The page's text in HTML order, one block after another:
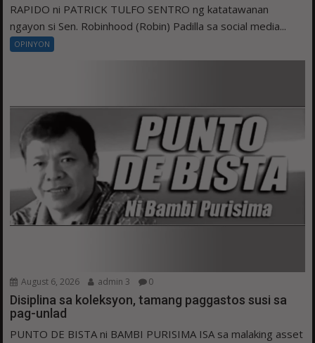
RAPIDO ni PATRICK TULFO SENTRO ng katatawanan
ngayon si Sen. Robinhood (Robin) Padilla sa social media...
OPINYON
August 6, 2026 admin 3 0
Disiplina sa koleksyon, tamang paggastos susi sa
pag-unlad
PUNTO DE BISTA ni BAMBI PURISIMA ISA sa malaking asset